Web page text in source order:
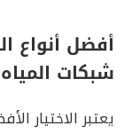
أفضل أنواع
شبكات المياه
يعتبر الاختيار